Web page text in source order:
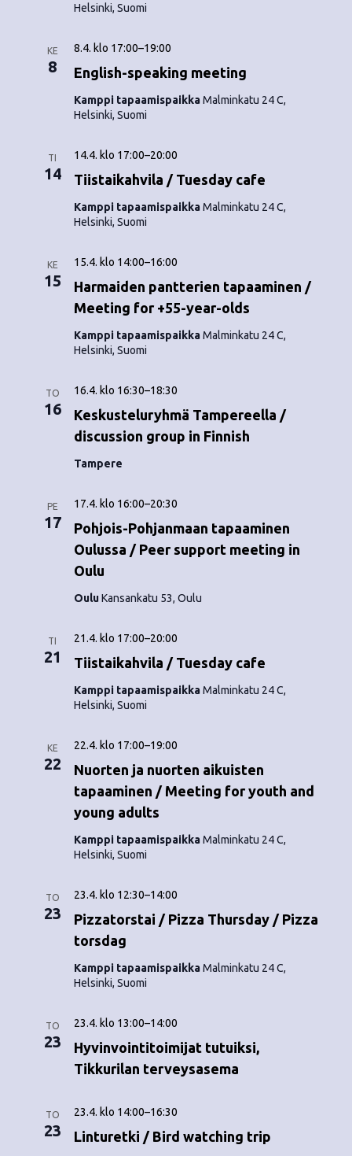
ti
Helsinki, Suomi
KE
8 English-speaking meeting
8.4. klo 17:00–19:00
Kamppi tapaamispaikkaMalminkatu 24 C,
Helsinki, Suomi
TI
14 Tiistaikahvila / Tuesday cafe
14.4. klo 17:00–20:00
Kamppi tapaamispaikkaMalminkatu 24 C,
Helsinki, Suomi
KE
15
Harmaiden pantterien tapaaminen /
Meeting for +55-year-olds
15.4. klo 14:00–16:00
Kamppi tapaamispaikkaMalminkatu 24 C,
Helsinki, Suomi
TO
16
Keskusteluryhmä Tampereella /
discussion group in Finnish
16.4. klo 16:30–18:30
Tampere
PE
17
Pohjois-Pohjanmaan tapaaminen
Oulussa / Peer support meeting in
Oulu
17.4. klo 16:00–20:30
OuluKansankatu 53, Oulu
TI
21 Tiistaikahvila / Tuesday cafe
21.4. klo 17:00–20:00
Kamppi tapaamispaikkaMalminkatu 24 C,
Helsinki, Suomi
KE
22
Nuorten ja nuorten aikuisten
tapaaminen / Meeting for youth and
young adults
22.4. klo 17:00–19:00
Kamppi tapaamispaikkaMalminkatu 24 C,
Helsinki, Suomi
TO
23
Pizzatorstai / Pizza Thursday / Pizza
torsdag
23.4. klo 12:30–14:00
Kamppi tapaamispaikkaMalminkatu 24 C,
Helsinki, Suomi
TO
23
Hyvinvointitoimijat tutuiksi,
Tikkurilan terveysasema
23.4. klo 13:00–14:00
TO
23 Linturetki / Bird watching trip
23.4. klo 14:00–16:30